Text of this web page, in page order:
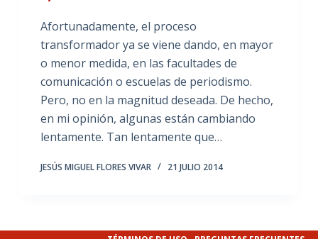
Afortunadamente, el proceso
transformador ya se viene dando, en mayor
o menor medida, en las facultades de
comunicación o escuelas de periodismo.
Pero, no en la magnitud deseada. De hecho,
en mi opinión, algunas están cambiando
lentamente. Tan lentamente que…
JESÚS MIGUEL FLORES VIVAR 21 JULIO 2014